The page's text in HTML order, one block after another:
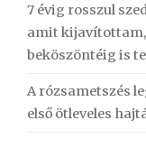
7 évig rosszul
amit kijavítottam,
beköszöntéig is
A rózsametszés
első ötleveles